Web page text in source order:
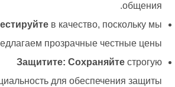
общения.
в качество, поскольку мы
прозрачные честные цены.
Защитите: Сохраняйтестрогую
для обеспечения защиты